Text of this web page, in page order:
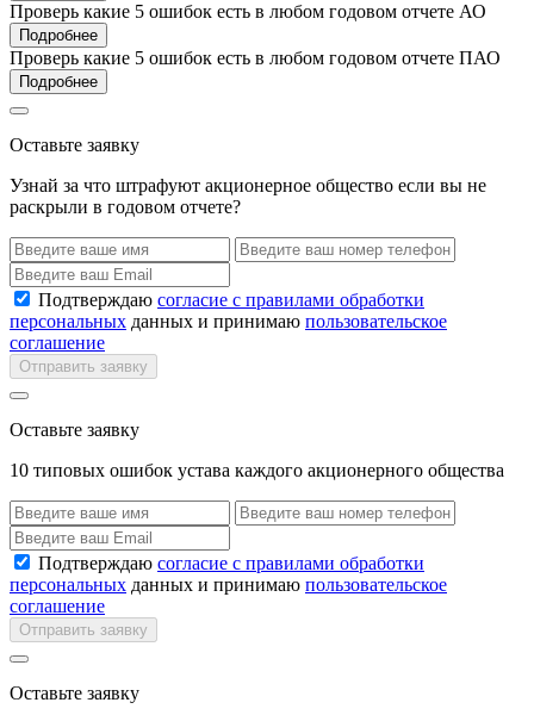
Проверь какие 5 ошибок есть в любом годовом отчете АО
Подробнее
Проверь какие 5 ошибок есть в любом годовом отчете ПАО
Подробнее
Оставьте заявку
Узнай за что штрафуют акционерное общество если вы не
раскрыли в годовом отчете?
Подтверждаю согласие с правилами обработки
персональных данных и принимаю пользовательское
соглашение
Отправить заявку
Оставьте заявку
10 типовых ошибок устава каждого акционерного общества
Подтверждаю согласие с правилами обработки
персональных данных и принимаю пользовательское
соглашение
Отправить заявку
Оставьте заявку